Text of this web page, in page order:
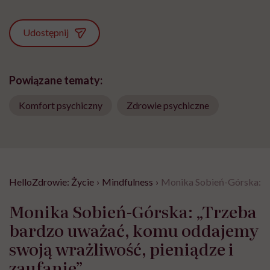
Udostępnij
Powiązane tematy:
Komfort psychiczny Zdrowie psychiczne
HelloZdrowie: Życie › Mindfulness › Monika Sobień-Górska:
Monika Sobień-Górska: „Trzeba
bardzo uważać, komu oddajemy
swoją wrażliwość, pieniądze i